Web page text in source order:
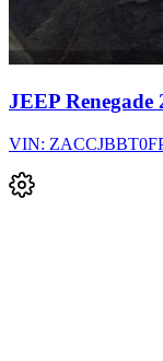
JEEP Renegade
VIN: